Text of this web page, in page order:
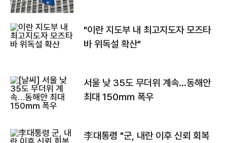
"이란 지도부 내 최고지도자 모즈타
바 위독설 확산"
서울 낮 35도 무더위 계속…동해안
최대 150㎜ 폭우
李대통령 "군, 내란 이후 신뢰 회복